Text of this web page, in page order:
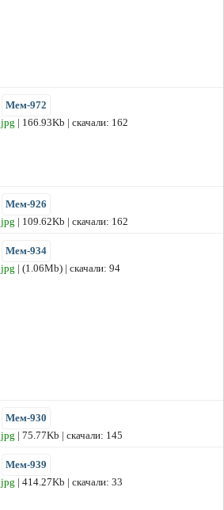
Мем-972
jpg | 166.93Kb | скачали: 162
Мем-926
jpg | 109.62Kb | скачали: 162
Мем-934
jpg | (1.06Mb) | скачали: 94
Мем-930
jpg | 75.77Kb | скачали: 145
Мем-939
jpg | 414.27Kb | скачали: 33